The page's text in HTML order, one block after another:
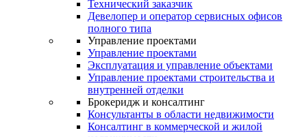
Технический заказчик
Девелопер и оператор сервисных офисов
полного типа
Управление проектами
Управление проектами
Эксплуатация и управление объектами
Управление проектами строительства и
внутренней отделки
Брокеридж и консалтинг
Консультанты в области недвижимости
Консалтинг в коммерческой и жилой